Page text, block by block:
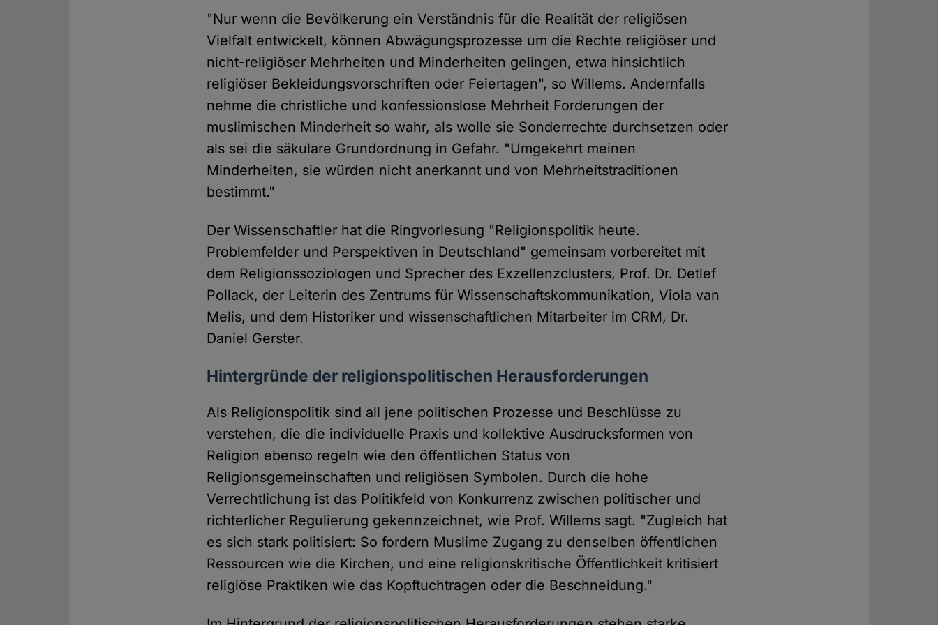
"Nur wenn die Bevölkerung ein Verständnis für die Realität der religiösen
Vielfalt entwickelt, können Abwägungsprozesse um die Rechte religiöser und
nicht-religiöser Mehrheiten und Minderheiten gelingen, etwa hinsichtlich
religiöser Bekleidungsvorschriften oder Feiertagen", so Willems. Andernfalls
nehme die christliche und konfessionslose Mehrheit Forderungen der
muslimischen Minderheit so wahr, als wolle sie Sonderrechte durchsetzen oder
als sei die säkulare Grundordnung in Gefahr. "Umgekehrt meinen
Minderheiten, sie würden nicht anerkannt und von Mehrheitstraditionen
bestimmt."
Der Wissenschaftler hat die Ringvorlesung "Religionspolitik heute.
Problemfelder und Perspektiven in Deutschland" gemeinsam vorbereitet mit
dem Religionssoziologen und Sprecher des Exzellenzclusters, Prof. Dr. Detlef
Pollack, der Leiterin des Zentrums für Wissenschaftskommunikation, Viola van
Melis, und dem Historiker und wissenschaftlichen Mitarbeiter im CRM, Dr.
Daniel Gerster.
Hintergründe der religionspolitischen Herausforderungen
Als Religionspolitik sind all jene politischen Prozesse und Beschlüsse zu
verstehen, die die individuelle Praxis und kollektive Ausdrucksformen von
Religion ebenso regeln wie den öffentlichen Status von
Religionsgemeinschaften und religiösen Symbolen. Durch die hohe
Verrechtlichung ist das Politikfeld von Konkurrenz zwischen politischer und
richterlicher Regulierung gekennzeichnet, wie Prof. Willems sagt. "Zugleich hat
es sich stark politisiert: So fordern Muslime Zugang zu denselben öffentlichen
Ressourcen wie die Kirchen, und eine religionskritische Öffentlichkeit kritisiert
religiöse Praktiken wie das Kopftuchtragen oder die Beschneidung."